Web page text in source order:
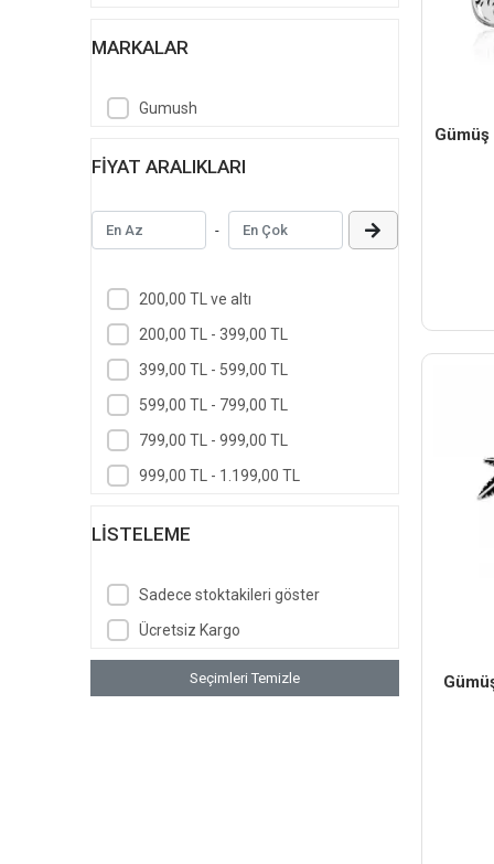
MARKALAR
Gumush
FIYAT ARALIKLARI
-
200,00 TL ve altı
200,00 TL - 399,00 TL
399,00 TL - 599,00 TL
599,00 TL - 799,00 TL
799,00 TL - 999,00 TL
999,00 TL - 1.199,00 TL
LISTELEME
Sadece stoktakileri göster
Ücretsiz Kargo
Seçimleri Temizle